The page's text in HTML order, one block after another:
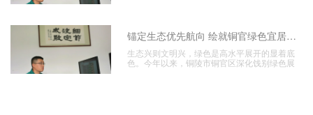
锚定生态优先航向 绘就铜官绿色宜居新图景
生态兴则文明兴，绿色是高水平展开的显着底
色。今年以来，铜陵市铜官区深化饯别绿色展